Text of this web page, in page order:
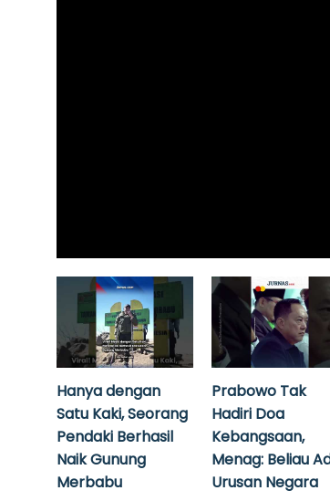
Hanya dengan
Satu Kaki, Seorang
Pendaki Berhasil
Naik Gunung
Merbabu
Prabowo Tak
Hadiri Doa
Kebangsaan,
Menag: Beliau
Urusan Negara